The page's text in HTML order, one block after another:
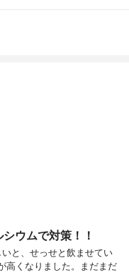
ウムで対策！！
と、せっせと飲ませてい
高くなりました。まだまだ